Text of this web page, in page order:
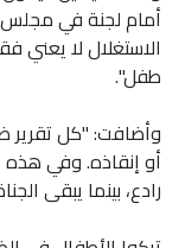
أمام لجنة في مجلس
الاستغلال لا يعني
طفل".
وأضافت: "كل تقرير
أو إنقاذه. وفي هذه
رادع، بينما يبقى